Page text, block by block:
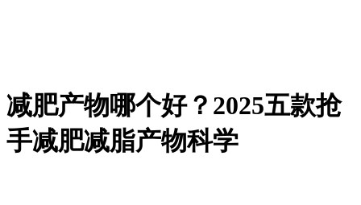
减肥产物哪个好？2025五款抢
手减肥减脂产物科学